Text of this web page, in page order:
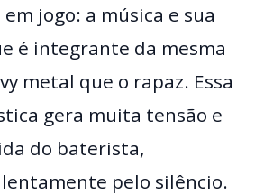
jogo: a música e sua
é integrante da mesma
metal que o rapaz. Essa
gera muita tensão e
do baterista,
pelo silêncio.